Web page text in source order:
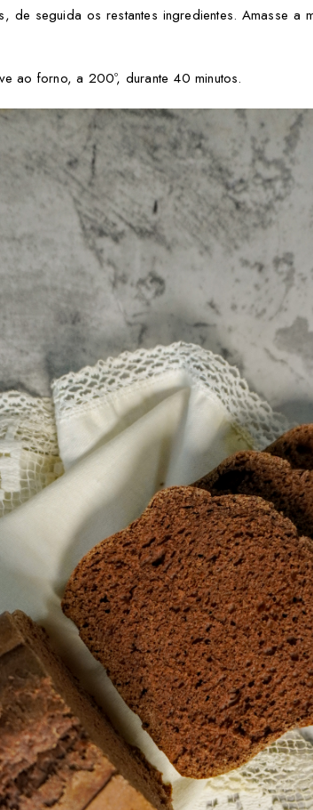
de seguida os restantes ingredientes. Amasse a
ao forno, a 200º, durante 40 minutos.